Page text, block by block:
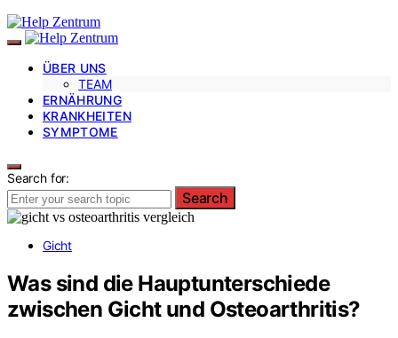
ÜBER UNS
TEAM
ERNÄHRUNG
KRANKHEITEN
SYMPTOME
Search for:
Search
Gicht
Was sind die Hauptunterschiede
zwischen Gicht und Osteoarthritis?